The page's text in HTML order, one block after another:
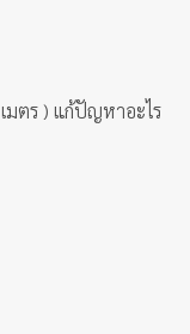
มตร ) แก้ปัญหาอะไร